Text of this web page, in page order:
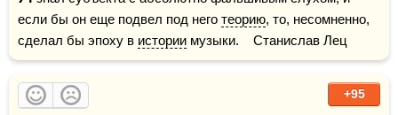
если бы он еще подвел под него теорию, то, несомненно,
сделал бы эпоху в истории музыки.    Станислав Лец
+95